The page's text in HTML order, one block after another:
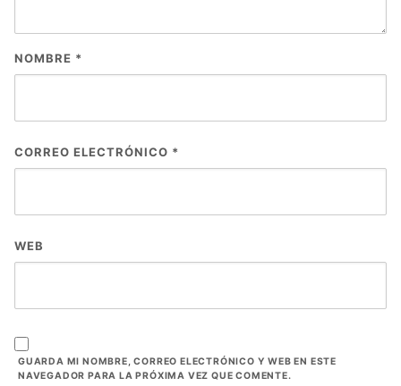
NOMBRE *
CORREO ELECTRÓNICO *
WEB
GUARDA MI NOMBRE, CORREO ELECTRÓNICO Y WEB EN ESTE
NAVEGADOR PARA LA PRÓXIMA VEZ QUE COMENTE.